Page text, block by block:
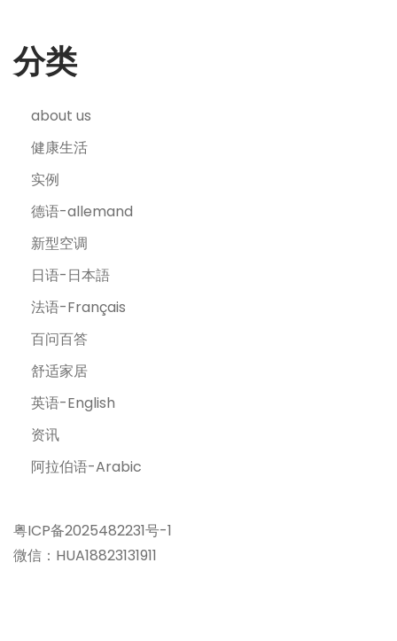
分类
about us
健康生活
实例
德语-allemand
新型空调
日语-日本語
法语-Français
百问百答
舒适家居
英语-English
资讯
阿拉伯语-Arabic
粤ICP备2025482231号-1
微信：HUA18823131911